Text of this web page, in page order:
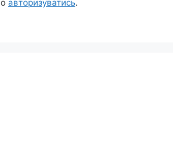
авторизуватись.